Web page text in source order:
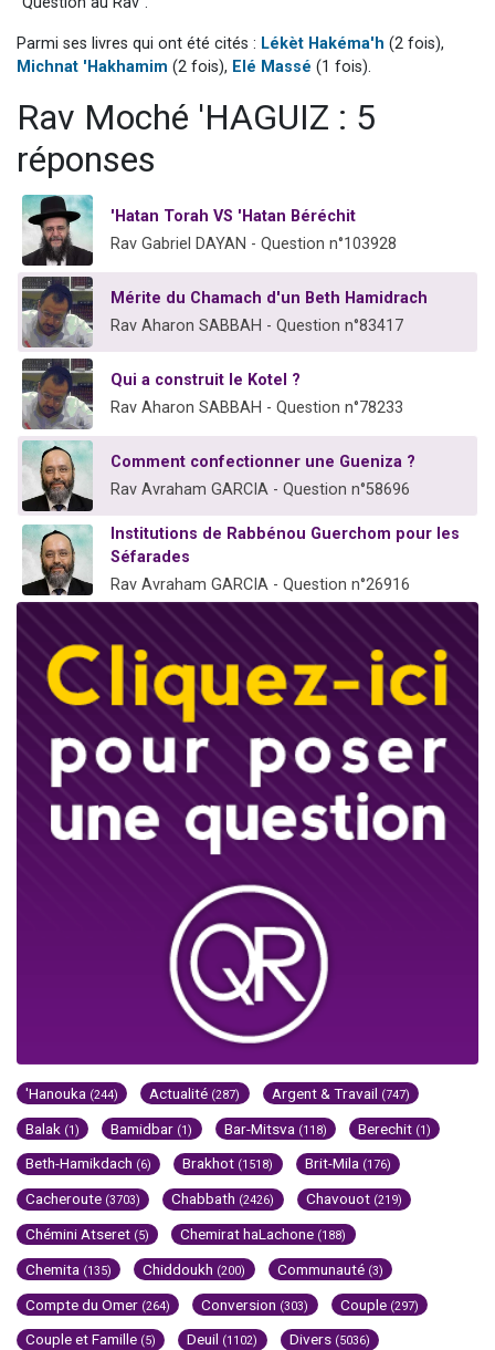
2 personnes viennent de faire un don pour Reloger Rivka, 6 enfants, victime de violences...
Il reste 49 places pour étudier en groupe sur Zoom
Parmi ses livres qui ont été cités : Lékèt Hakéma'h (2 fois),
Michnat 'Hakhamim (2 fois), Elé Massé (1 fois).
Rav Moché 'HAGUIZ : 5
réponses
'Hatan Torah VS 'Hatan Béréchit
Rav Gabriel DAYAN - Question n°103928
Mérite du Chamach d'un Beth Hamidrach
Rav Aharon SABBAH - Question n°83417
Qui a construit le Kotel ?
Rav Aharon SABBAH - Question n°78233
Comment confectionner une Gueniza ?
Rav Avraham GARCIA - Question n°58696
Institutions de Rabbénou Guerchom pour les
Séfarades
Rav Avraham GARCIA - Question n°26916
'Hanouka (244) Actualité (287) Argent & Travail (747)
Balak (1) Bamidbar (1) Bar-Mitsva (118) Berechit (1)
Beth-Hamikdach (6) Brakhot (1518) Brit-Mila (176)
Cacheroute (3703) Chabbath (2426) Chavouot (219)
Chémini Atseret (5) Chemirat haLachone (188)
Chemita (135) Chiddoukh (200) Communauté (3)
Compte du Omer (264) Conversion (303) Couple (297)
Couple et Famille (5) Deuil (1102) Divers (5036)